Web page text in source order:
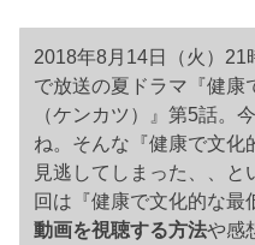
2018年8月14日（火）21
で放送の夏ドラマ『健康
（ケンカツ）』第5話。
ね。そんな『健康で文化
見逃してしまった、、
回は『健康で文化的な最
動画を視聴する方法や感